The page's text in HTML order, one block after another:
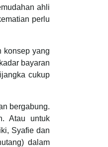
ahli
perlu
konsep yang
bayaran
cukup
bergabung.
Atau untuk
Syafie dan
dalam